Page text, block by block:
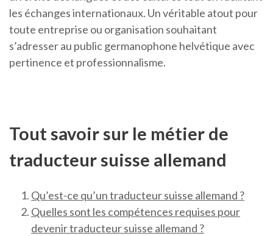
les échanges internationaux. Un véritable atout pour
toute entreprise ou organisation souhaitant
s’adresser au public germanophone helvétique avec
pertinence et professionnalisme.
Tout savoir sur le métier de
traducteur suisse allemand
Qu’est-ce qu’un traducteur suisse allemand ?
Quelles sont les compétences requises pour
devenir traducteur suisse allemand ?